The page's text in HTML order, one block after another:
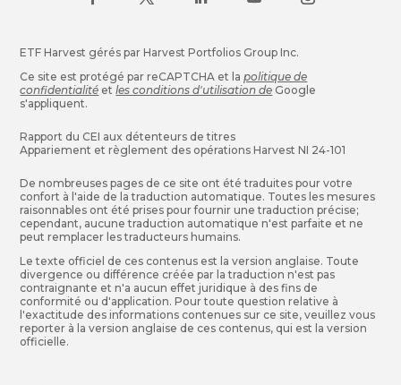
ETF Harvest gérés par Harvest Portfolios Group Inc.
Ce site est protégé par reCAPTCHA et lapolitique de
confidentialité etles conditions d'utilisation de Google
s'appliquent.
Rapport du CEI aux détenteurs de titres
Appariement et règlement des opérations Harvest NI 24-101
De nombreuses pages de ce site ont été traduites pour votre
confort à l'aide de la traduction automatique. Toutes les mesures
raisonnables ont été prises pour fournir une traduction précise;
cependant, aucune traduction automatique n'est parfaite et ne
peut remplacer les traducteurs humains.
Le texte officiel de ces contenus est la version anglaise. Toute
divergence ou différence créée par la traduction n'est pas
contraignante et n'a aucun effet juridique à des fins de
conformité ou d'application. Pour toute question relative à
l'exactitude des informations contenues sur ce site, veuillez vous
reporter à la version anglaise de ces contenus, qui est la version
officielle.